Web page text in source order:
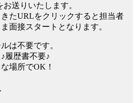
送りいたします。
きたURLをクリックすると担当者
面接スタートとなります。
は不要です。
履歴書不要♪
場所でOK！